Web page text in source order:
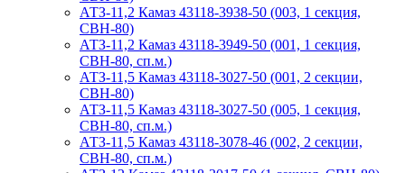
АТЗ-11,2 Камаз 43118-3938-50 (003, 1 секция,
СВН-80)
АТЗ-11,2 Камаз 43118-3949-50 (001, 1 секция,
СВН-80, сп.м.)
АТЗ-11,5 Камаз 43118-3027-50 (001, 2 секции,
СВН-80)
АТЗ-11,5 Камаз 43118-3027-50 (005, 1 секция,
СВН-80, сп.м.)
АТЗ-11,5 Камаз 43118-3078-46 (002, 2 секции,
СВН-80, сп.м.)